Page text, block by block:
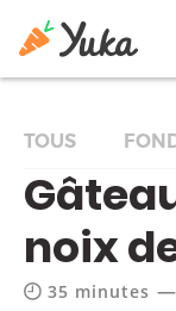
TOUS
noix
35 minutes —